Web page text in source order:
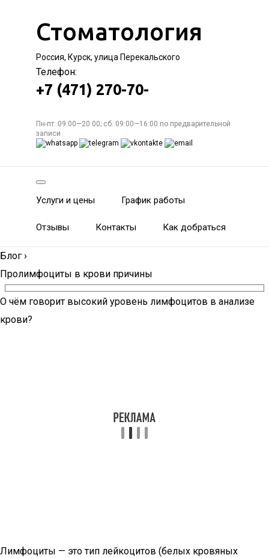
Стоматология
Россия, Курск, улица Перекальского
Телефон:
+7 (471) 270-70-
Пн-пт: 09:00—20:00; сб: 09:00—16:00 по предварительной
записи
Услуги и цены График работы
Отзывы Контакты Как добраться
Блог ›
Пролимфоциты в крови причины
О чём говорит высокий уровень лимфоцитов в анализе
крови?
Лимфоциты — это тип лейкоцитов (белых кровяных